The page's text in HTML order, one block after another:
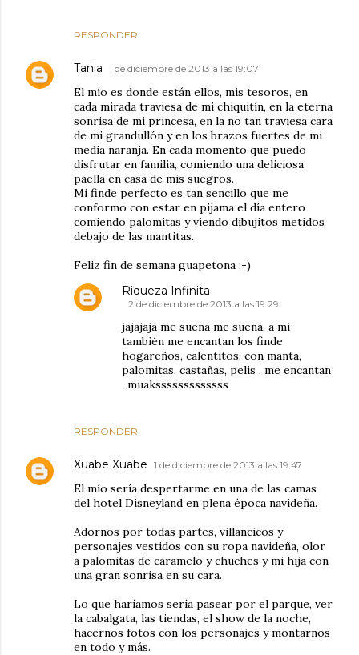
RESPONDER
Tania 1 de diciembre de 2013 a las 19:07
El mío es donde están ellos, mis tesoros, en
cada mirada traviesa de mi chiquitín, en la eterna
sonrisa de mi princesa, en la no tan traviesa cara
de mi grandullón y en los brazos fuertes de mi
media naranja. En cada momento que puedo
disfrutar en familia, comiendo una deliciosa
paella en casa de mis suegros.
Mi finde perfecto es tan sencillo que me
conformo con estar en pijama el día entero
comiendo palomitas y viendo dibujitos metidos
debajo de las mantitas.
Feliz fin de semana guapetona ;-)
RESPONDER
Riqueza Infinita
2 de diciembre de 2013 a las 19:29
jajajaja me suena me suena, a mi
también me encantan los finde
hogareños, calentitos, con manta,
palomitas, castañas, pelis , me encantan
, muaksssssssssssss
Xuabe Xuabe 1 de diciembre de 2013 a las 19:47
El mío sería despertarme en una de las camas
del hotel Disneyland en plena época navideña.
Adornos por todas partes, villancicos y
personajes vestidos con su ropa navideña, olor
a palomitas de caramelo y chuches y mi hija con
una gran sonrisa en su cara.
Lo que haríamos sería pasear por el parque, ver
la cabalgata, las tiendas, el show de la noche,
hacernos fotos con los personajes y montarnos
en todo y más.